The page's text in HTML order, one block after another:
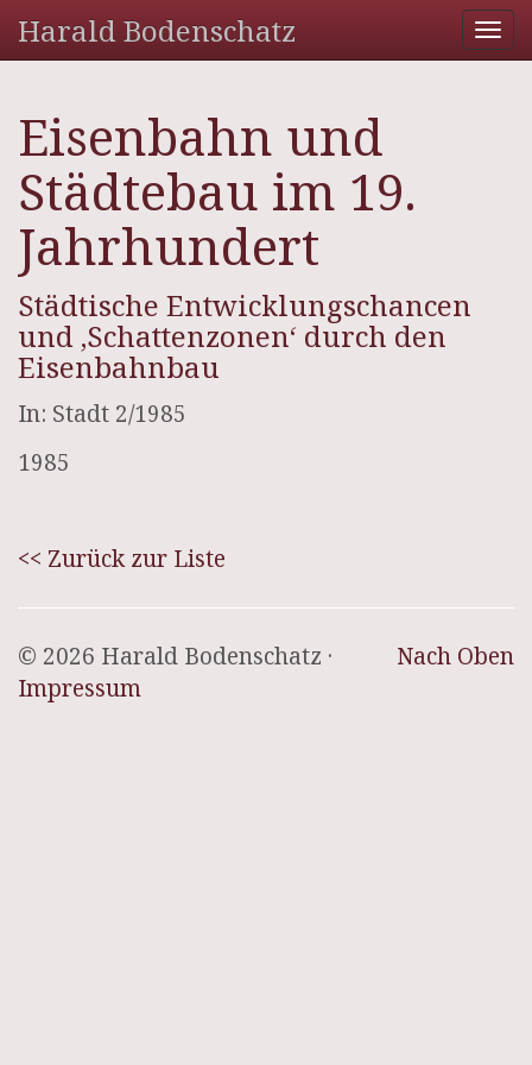
Harald Bodenschatz
Eisenbahn und
Städtebau im 19.
Jahrhundert
Städtische Entwicklungschancen
und ‚Schattenzonen‘ durch den
Eisenbahnbau
In: Stadt 2/1985
1985
<< Zurück zur Liste
Nach Oben
© 2026 Harald Bodenschatz ·
Impressum